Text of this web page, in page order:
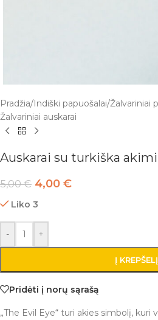
Pradžia/Indiški papuošalai/Žalvariniai
Žalvariniai auskarai
Auskarai su turkiška akimi
5,00€ 4,00 €
Liko 3
- +
Į KREPŠELĮ
Pridėti į norų sąrašą
„The Evil Eye“ turi akies simbolį, kuri